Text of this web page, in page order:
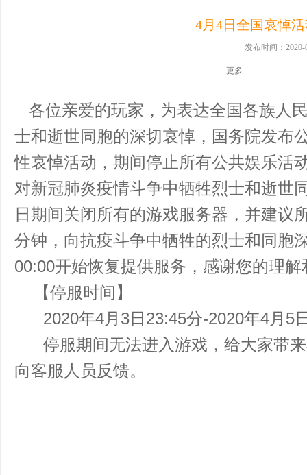
4月4日全国哀悼
发布时间：2020-
更多
各位亲爱的玩家，为表达全国各族人
士和逝世同胞的深切哀悼，国务院发布
性哀悼活动，期间停止所有公共娱乐活
对新冠肺炎疫情斗争中牺牲烈士和逝世
日期间关闭所有的游戏服务器，并建议
分钟，向抗疫斗争中牺牲的烈士和同胞
00:00开始恢复提供服务，感谢您的理解
【停服时间】
2020年4月3日23:45分-2020年4月5
停服期间无法进入游戏，给大家带来
向客服人员反馈。